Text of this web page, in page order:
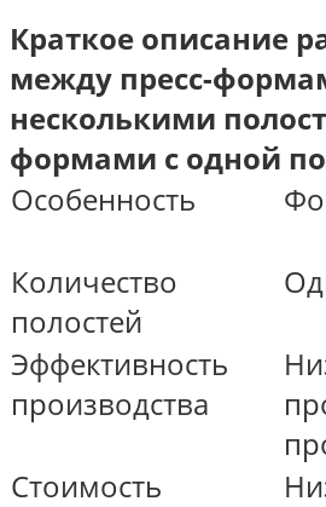
Краткое описание
между пресс-
несколькими
формами с одной
Особенность
Количество
полостей
Эффективность
производства
Стоимость